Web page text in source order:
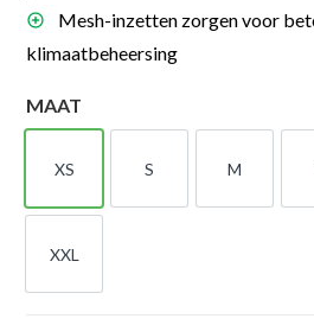
Mesh-inzetten zorgen voor
klimaatbeheersing
MAAT
XS
XS
S
S
M
M
XXL
XXL